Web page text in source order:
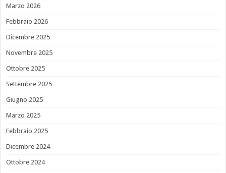
Marzo 2026
Febbraio 2026
Dicembre 2025
Novembre 2025
Ottobre 2025
Settembre 2025
Giugno 2025
Marzo 2025
Febbraio 2025
Dicembre 2024
Ottobre 2024